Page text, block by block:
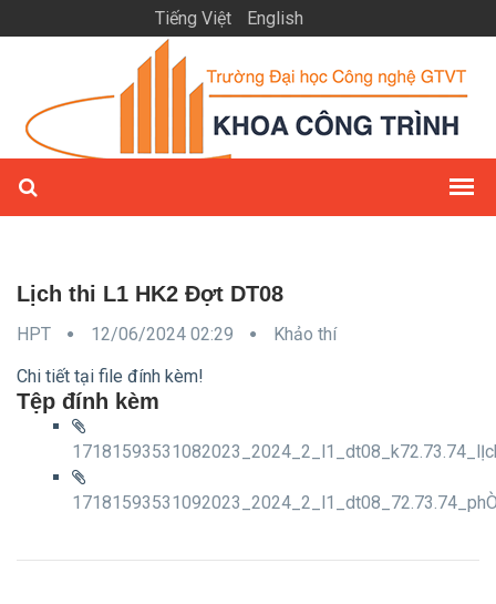
Tiếng Việt English
Lịch thi L1 HK2 Đợt DT08
HPT 12/06/2024 02:29
Khảo thí
Chi tiết tại file đính kèm!
Tệp đính kèm